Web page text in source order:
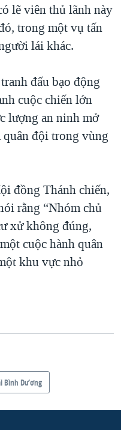
lẽ viên thủ lãnh này
trong một vụ tấn
lái khác.
đấu bạo động
cuộc chiến lớn
lượng an ninh mở
quân đội trong vùng
đồng Thánh chiến,
rằng “Nhóm chủ
xử không đúng,
cuộc hành quân
khu vực nhỏ
Bình Dương